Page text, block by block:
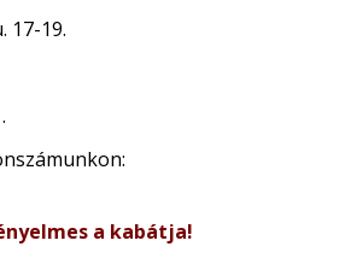
17-19.
a kabátja!